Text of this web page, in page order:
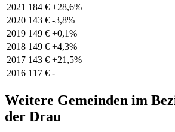
2021 184 € +28,6%
2020 143 € -3,8%
2019 149 € +0,1%
2018 149 € +4,3%
2017 143 € +21,5%
2016 117 € -
Weitere Gemeinden im
der Drau